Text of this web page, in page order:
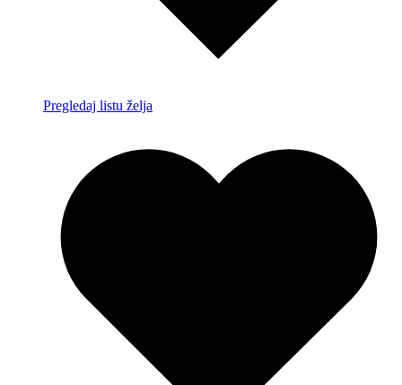
Pregledaj listu želja